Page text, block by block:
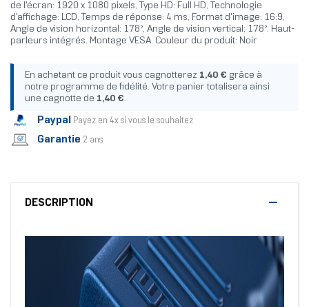
de l'écran: 1920 x 1080 pixels, Type HD: Full HD, Technologie
d'affichage: LCD, Temps de réponse: 4 ms, Format d'image: 16:9,
Angle de vision horizontal: 178°, Angle de vision vertical: 178°. Haut-
parleurs intégrés. Montage VESA. Couleur du produit: Noir
En achetant ce produit vous cagnotterez 1,40 € grâce à
notre programme de fidélité. Votre panier totalisera ainsi
une cagnotte de 1,40 €.
Paypal Payez en 4x si vous le souhaitez
Garantie 2 ans
DESCRIPTION